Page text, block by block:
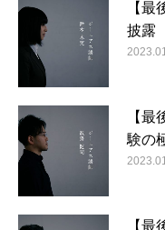
【
披露
【
験の
【